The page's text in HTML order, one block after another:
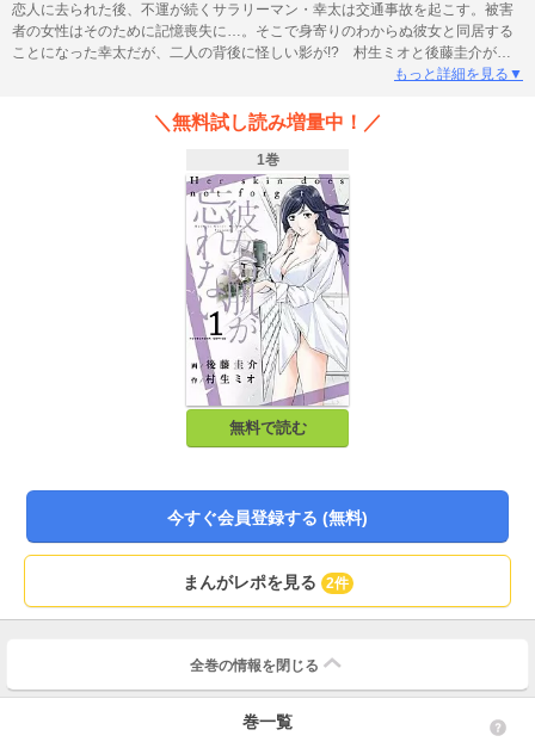
恋人に去られた後、不運が続くサラリーマン・幸太は交通事故を起こす。被害
者の女性はそのために記憶喪失に…。そこで身寄りのわからぬ彼女と同居する
ことになった幸太だが、二人の背後に怪しい影が!? 村生ミオと後藤圭介が贈
もっと詳細を見る▼
＼無料試し読み増量中！／
1巻
無料で読む
今すぐ会員登録する (無料)
まんがレポを見る 2件
全巻の情報を 閉じる
巻一覧